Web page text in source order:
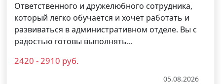
Ответственного и дружелюбного сотрудника,
который легко обучается и хочет работать и
развиваться в административном отделе. Вы с
радостью готовы выполнять...
2420 - 2910 руб.
05.08.2026